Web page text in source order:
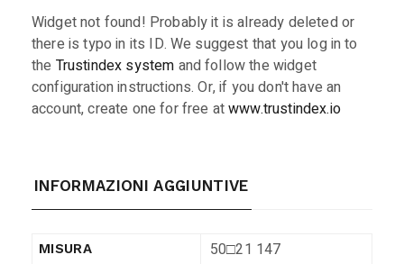
Widget not found! Probably it is already deleted or
there is typo in its ID. We suggest that you log in to
the Trustindex system and follow the widget
configuration instructions. Or, if you don't have an
account, create one for free atwww.trustindex.io
INFORMAZIONI AGGIUNTIVE
MISURA 50□21 147